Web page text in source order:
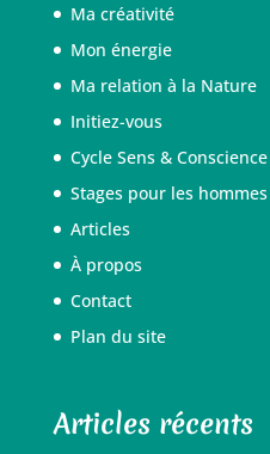
Ma créativité
Mon énergie
Ma relation à la Nature
Initiez-vous
Cycle Sens & Conscience
Stages pour les hommes
Articles
À propos
Contact
Plan du site
Articles récents